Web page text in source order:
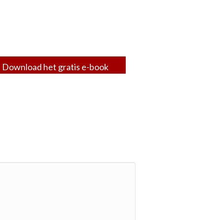
Download het gratis e-book